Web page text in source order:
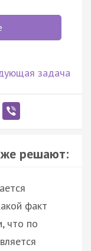
задача
решают:
факт
что по